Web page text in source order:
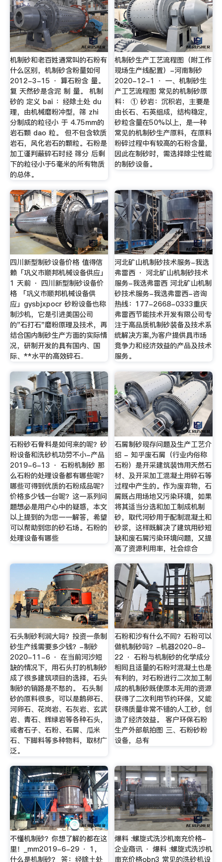
机制砂和老百姓通常叫的石粉有
什么区别，机制砂含粉量如何
2012-3-15 · 算石粉含 量。
复 天然砂是含泥 制 量。 机制
砂的 定义 bai ：经除土处 du
理，由机械磨粉冲型，筛 zhi
分制成的粒径小 于 4.75mm的
岩石颗 dao 粒。 但不包含软质
岩石，风化岩石的颗粒。石粉是
加工谨判蔽碎石时经 筛分 后剩
下的粒径小于5毫米的所有物质
的总体。
机制砂生产工艺流程图（附工作
现场生产线配置）-河南制砂
2020-12-1 · 一、机制砂生
产工艺流程图 常见的机制砂原
料： ① 砂岩：沉积岩，主要是
由长石、石英组成，结构稳定，
砂粒含量在50%以上，是一种
常见的机制砂生产原料，在原料
粉碎过程中有较高的石粉含量，
因此在制砂时，需选择除尘性能
的制砂设备。
四川新型制砂设备价格 值得信
赖「巩义市顺邦机械设备供应」
1 天前 · 四川新型制砂设备价
格 「巩义市顺邦机械设备供
应」gysbjxpocr 砂粉设备也称
制沙机，它是引进美国公司
的"石打石"磨粉原理及技术，再
结合国内制砂生产方面的实际情
况，研制开发的具有国内、国
际、**水平的高效碎石..
河北矿山机制砂技术服务-我选
弗雷西 · 河北矿山机制砂技术
服务-我选弗雷西 河北矿山机制
砂技术服务-我选弗雷西-咨询
热线：177-2668-0333重庆
弗雷西节能技术开发有限公司专
注于高品质机制砂装备及技术系
统解决方案,为客户提供具市场
竞争力和经济效益的产品及技术
服务。
石粉砂石骨料是如何来的呢？砂
粉设备和洗砂机功劳不小-产品
2019-6-13 · 石粉机制砂 那
么石粉的处理设备都有哪些呢？
哪些可得到优质的石粉成品呢？
价格多少钱一台呢？这一系列问
题想必是用户心中的疑惑，本文
以上提到的为您一一解答，希望
可以帮助到您的砂石场。石粉的
处理设备有哪些
石屑制砂现存问题及生产工艺介
绍 - 知乎废石屑（行业内俗称
石粉）是开采建筑装饰用天然石
材、及开采加工混凝土用碎石等
过程中产生的。作为废弃物，石
屑既占用场地又污染环境，如果
将其适当分选和加工制成机制
砂，取代河砂用于配制混凝土和
砂浆，这样既解决了建筑用砂短
缺和废石屑污染环境问题，又提
高了资源利用率，社会综合
石头制砂利润大吗？投资一条制
砂生产线需要多少钱？-制砂
2020-11-6 · 在当前河沙短
缺的情况下，用石头打的机制砂
成了很多建筑项目的选择，石头
制砂的销路是不愁的。 石头制
砂的原料很多，可以是鹅卵石、
河卵石、花岗岩、石灰岩、玄武
岩、青石、辉绿岩等各种石头，
或者石子、石粉、石屑、瓜米
石、下脚料等多种物料，取材广
泛。
石粉和沙有什么不同？石粉可以
做机制砂吗？-机器2020-8-
22 · 石粉与机制砂的化学成分
相同且适量的石粉对混凝土也是
有利的，对石粉进行二次加工制
成的机制砂既使原本无用的资源
获得了二次利用节约环保，又能
获得质量非常不错的人工砂，创
造了经济效益。 客户环保石粉
生产外部航拍图 三、石粉砂粉
设备，总有
不懂机制砂？你想了解的都在这
里！_mm2019-6-29 · 1，
什么是机制砂？ 答：经除土处
爆料 :螺旋式洗沙机南充价格-
企业商讯 · 爆料 :螺旋式洗沙机
南充价格obn3 常见的洗砂机设